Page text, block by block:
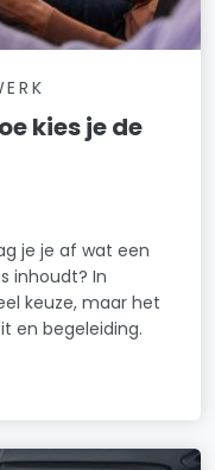
kies je de
je je af wat een
inhoudt? In
keuze, maar het
en begeleiding.